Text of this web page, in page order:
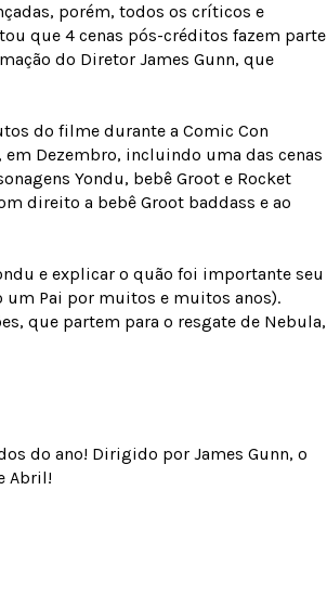
porém, todos os críticos e
que 4 cenas pós-créditos fazem parte
do Diretor James Gunn, que
do filme durante a Comic Con
em Dezembro, incluindo uma das cenas
Yondu, bebê Groot e Rocket
direito a bebê Groot baddass e ao
e explicar o quão foi importante seu
Pai por muitos e muitos anos).
que partem para o resgate de Nebula,
do ano! Dirigido por James Gunn, o
Abril!